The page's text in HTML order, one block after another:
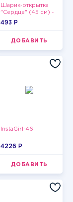
Шарик-открытка
"Сердце" (45 см) -
2
493 P
ДОБАВИТЬ
InstaGirl-46
4226 P
ДОБАВИТЬ